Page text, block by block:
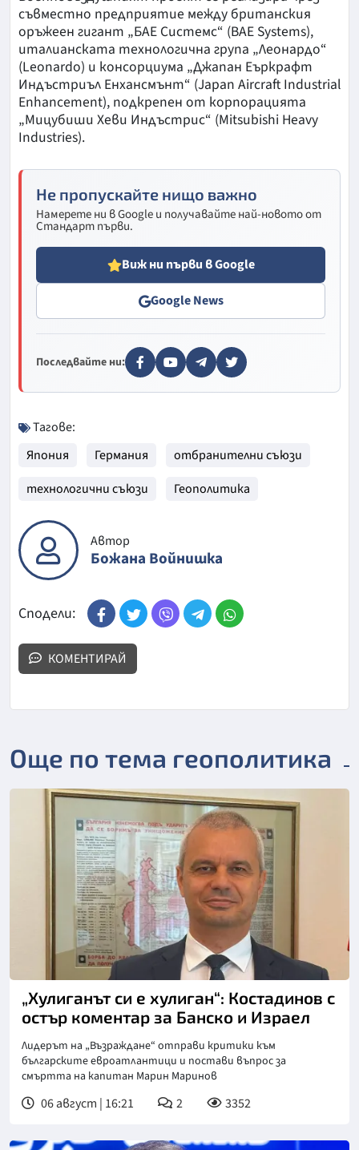
съвместно предприятие между британския
оръжеен гигант „БАЕ Системс“ (BAE Systems),
италианската технологична група „Леонардо“
(Leonardo) и консорциума „Джапан Еъркрафт
Индъстриъл Енхансмънт“ (Japan Aircraft Industrial
Enhancement), подкрепен от корпорацията
„Мицубиши Хеви Индъстрис“ (Mitsubishi Heavy
Industries).
Не пропускайте нищо важно
Намерете ни в Google и получавайте най-новото от
Стандарт първи.
Виж ни първи в Google
Google News
Последвайте ни:
Тагове:
Япония
Германия
отбранителни съюзи
технологични съюзи
Геополитика
Автор
Божана Войнишка
Сподели:
КОМЕНТИРАЙ
Още по тема геополитика
„Хулиганът си е хулиган“: Костадинов с
остър коментар за Банско и Израел
Лидерът на „Възраждане“ отправи критики към
българските евроатлантици и постави въпрос за
смъртта на капитан Марин Маринов
06 август | 16:21 2 3352